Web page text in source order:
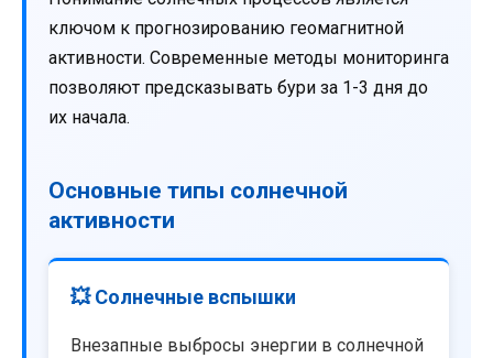
ключом к прогнозированию геомагнитной
активности. Современные методы мониторинга
позволяют предсказывать бури за 1-3 дня до
их начала.
Основные типы солнечной
активности
💥 Солнечные вспышки
Внезапные выбросы энергии в солнечной